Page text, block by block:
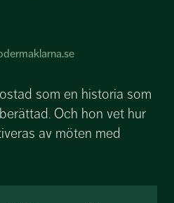
som en historia som
Och hon vet hur
av möten med